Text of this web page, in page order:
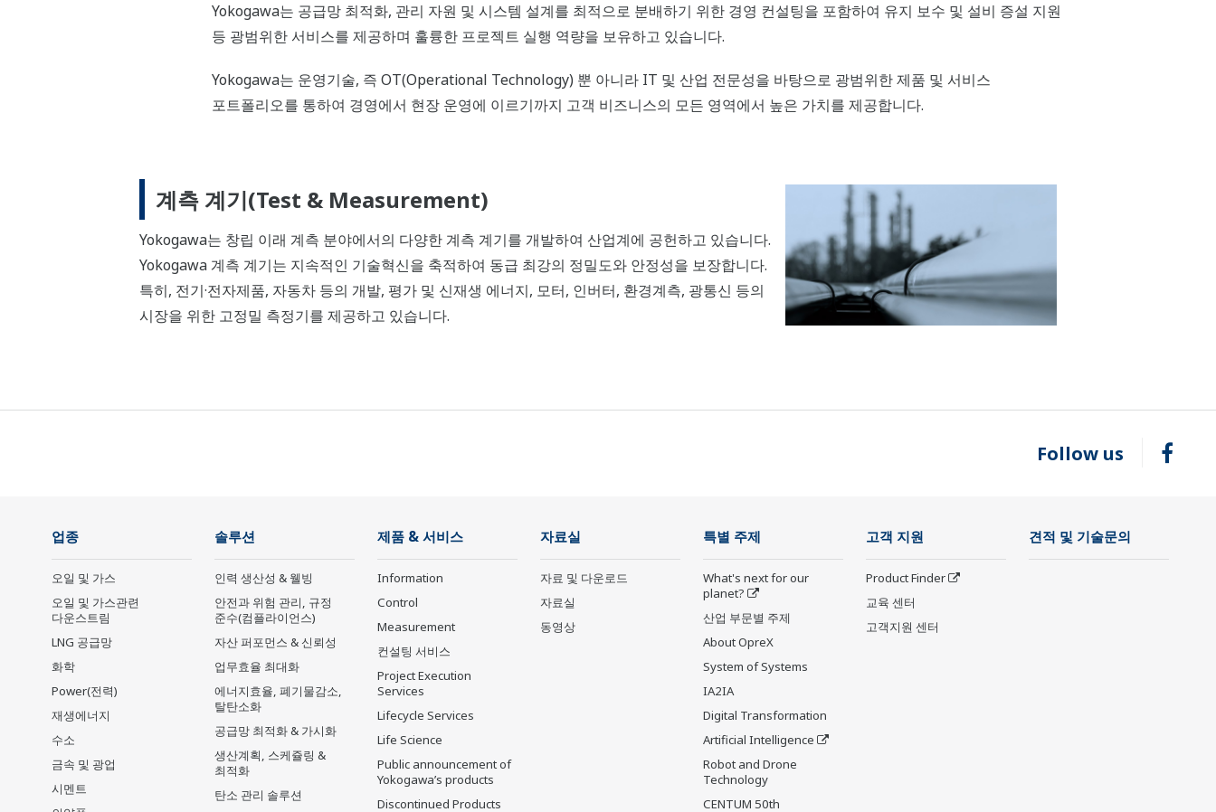
Yokogawa는 공급망 최적화, 관리 자원 및 시스템 설계를 최적으로 분배하기 위한 경영 컨설팅을 포함하여 유지 보수 및 설비 증설 지원
등 광범위한 서비스를 제공하며 훌륭한 프로젝트 실행 역량을 보유하고 있습니다.
Yokogawa는 운영기술, 즉 OT(Operational Technology) 뿐 아니라 IT 및 산업 전문성을 바탕으로 광범위한 제품 및 서비스
포트폴리오를 통하여 경영에서 현장 운영에 이르기까지 고객 비즈니스의 모든 영역에서 높은 가치를 제공합니다.
계측 계기(Test & Measurement)
Yokogawa는 창립 이래 계측 분야에서의 다양한 계측 계기를 개발하여 산업계에 공헌하고 있습니다.
Yokogawa 계측 계기는 지속적인 기술혁신을 축적하여 동급 최강의 정밀도와 안정성을 보장합니다.
특히, 전기·전자제품, 자동차 등의 개발, 평가 및 신재생 에너지, 모터, 인버터, 환경계측, 광통신 등의
시장을 위한 고정밀 측정기를 제공하고 있습니다.
Follow us
업종
오일 및 가스
오일 및 가스관련
다운스트림
LNG 공급망
화학
Power(전력)
재생에너지
수소
금속 및 광업
시멘트
솔루션
인력 생산성 & 웰빙
안전과 위험 관리, 규정
준수(컴플라이언스)
자산 퍼포먼스 & 신뢰성
업무효율 최대화
에너지효율, 폐기물감소,
탈탄소화
공급망 최적화 & 가시화
생산계획, 스케쥴링 &
최적화
탄소 관리 솔루션
제품 & 서비스
Information
Control
Measurement
컨설팅 서비스
Project Execution
Services
Lifecycle Services
Life Science
Public announcement of
Yokogawa’s products
Discontinued Products
자료실
자료 및 다운로드
자료실
동영상
특별 주제
What's next for our
planet?
산업 부문별 주제
About OpreX
System of Systems
IA2IA
Digital Transformation
Artificial Intelligence
Robot and Drone
Technology
CENTUM 50th
고객 지원
Product Finder
교육 센터
고객지원 센터
견적 및 기술문의